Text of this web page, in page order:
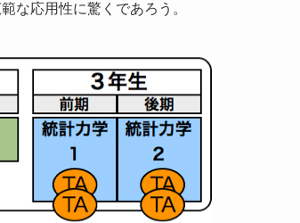
な応用性に驚くであろう。